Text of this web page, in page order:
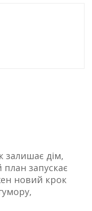
залишає дім,
запускає
новий крок